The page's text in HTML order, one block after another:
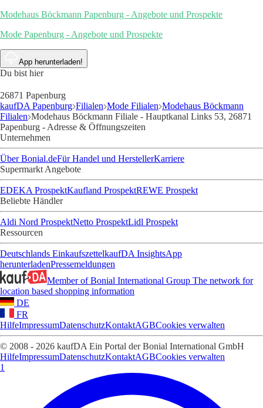
Modehaus Böckmann Papenburg - Angebote und Prospekte
Mode Papenburg - Angebote und Prospekte
App herunterladen!
Du bist hier
26871 Papenburg
kaufDA Papenburg Filialen Mode Filialen Modehaus Böckmann
Filialen Modehaus Böckmann Filiale - Hauptkanal Links 53, 26871
Papenburg - Adresse & Öffnungszeiten
Unternehmen
Über Bonial.deFür Handel und HerstellerKarriere
Supermarkt Angebote
EDEKA ProspektKaufland ProspektREWE Prospekt
Beliebte Händler
Aldi Nord ProspektNetto ProspektLidl Prospekt
Ressourcen
Deutschlands EinkaufszettelkaufDA InsightsApp
herunterladenPressemeldungen
Member of Bonial International Group The network for
location based shopping information
DE
FR
HilfeImpressumDatenschutzKontaktAGBCookies verwalten
© 2008 - 2026 kaufDA Ein Portal der Bonial International GmbH
HilfeImpressumDatenschutzKontaktAGBCookies verwalten
1